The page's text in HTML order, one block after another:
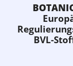
BVL-